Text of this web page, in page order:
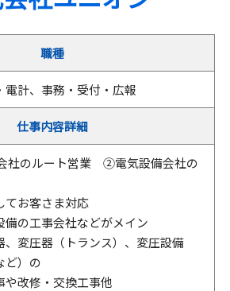
職種
電計、事務・受付・広報
仕事内容詳細
社のルート営業 ②電気設備会社の
お客さま対応
の工事会社などがメイン
変圧器（トランス）、変圧設備
ど）の
改修・交換工事他